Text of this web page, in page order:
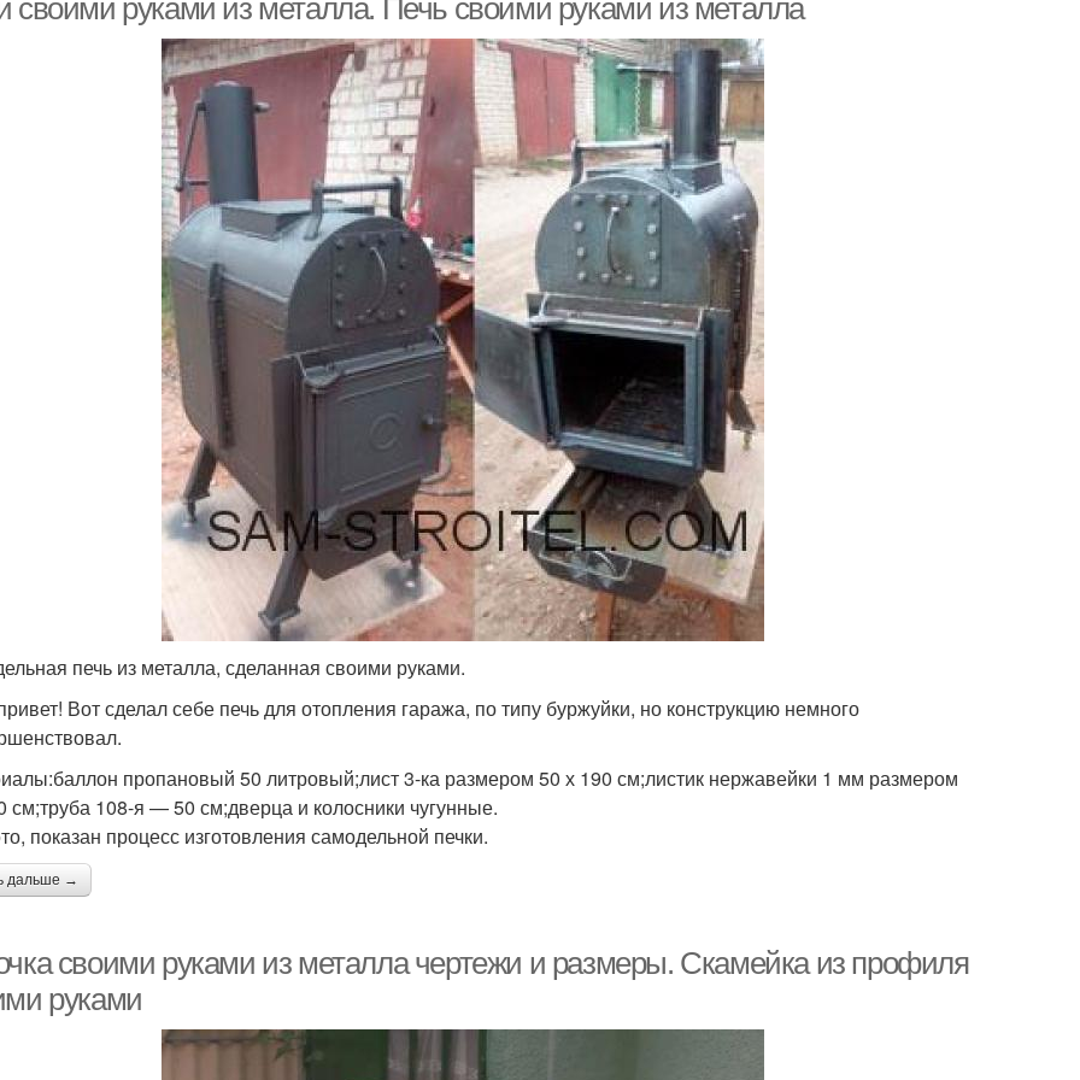
своими руками из металла. Печь своими руками из металла
печь из металла, сделанная своими руками.
Вот сделал себе печь для отопления гаража, по типу буржуйки, но конструкцию немного
пропановый 50 литровый;лист 3-ка размером 50 х 190 см;листик нержавейки 1 мм размером
см;труба 108-я — 50 см;дверца и колосники чугунные.
показан процесс изготовления самодельной печки.
дальше →
своими руками из металла чертежи и размеры. Скамейка из профиля
руками